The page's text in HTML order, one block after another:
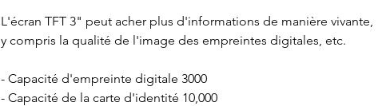
L'écran TFT 3" peut acher plus d'informations de manière vivante,
y compris la qualité de l'image des empreintes digitales, etc.
- Capacité d'empreinte digitale 3000
- Capacité de la carte d'identité 10,000